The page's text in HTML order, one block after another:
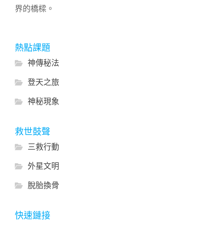
界的橋樑。
熱點課題
神傳秘法
登天之旅
神秘現象
救世鼓聲
三救行動
外星文明
脫胎換骨
快速鏈接